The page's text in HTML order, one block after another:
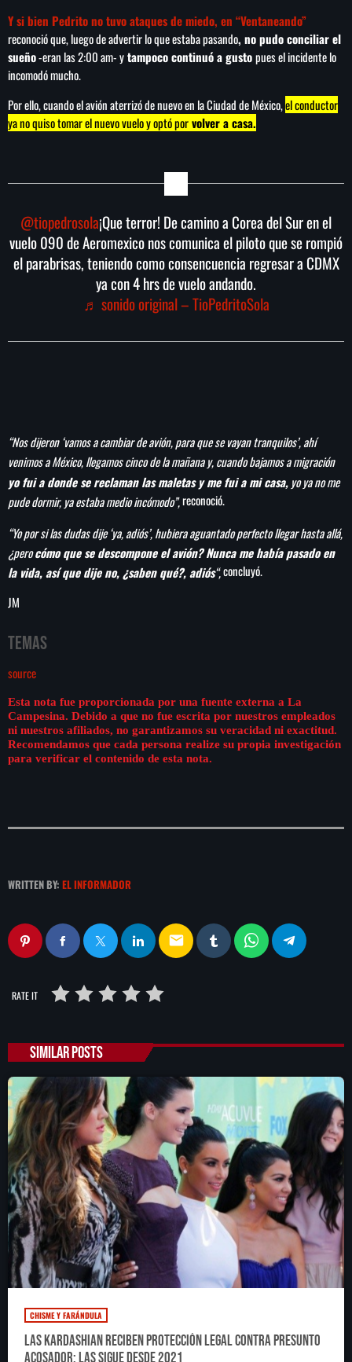
Y si bien Pedrito no tuvo ataques de miedo, en “Ventaneando”
reconoció que, luego de advertir lo que estaba pasando, no pudo conciliar el
sueño-eran las 2:00 am- ytampoco continuó a gustopues el incidente lo
incomodó mucho.
Por ello, cuando el avión aterrizó de nuevo en la Ciudad de México,el conductor
ya no quiso tomar el nuevo vuelo y optó porvolver a casa.
@tiopedrosola¡Que terror! De camino a Corea del Sur en el
vuelo 090 de Aeromexico nos comunica el piloto que se rompió
el parabrisas, teniendo como consencuencia regresar a CDMX
ya con 4 hrs de vuelo andando.
♬ sonido original – TioPedritoSola
“Nos dijeron ‘vamos a cambiar de avión, para que se vayan tranquilos’, ahí
venimos a México, llegamos cinco de la mañana y, cuando bajamos a migración
yo fui a donde se reclaman las maletas y me fui a mi casa, yo ya no me
pude dormir, ya estaba medio incómodo”,reconoció.
“Yo por si las dudas dije ‘ya, adiós’, hubiera aguantado perfecto llegar hasta allá,
¿perocómo que se descompone el avión? Nunca me había pasado en
la vida, así que dije no, ¿saben qué?, adiós“,concluyó.
JM
Temas
source
Esta nota fue proporcionada por una fuente externa a La
Campesina. Debido a que no fue escrita por nuestros empleados
ni nuestros afiliados, no garantizamos su veracidad ni exactitud.
Recomendamos que cada persona realize su propia investigación
para verificar el contenido de esta nota.
WRITTEN BY: EL INFORMADOR
email
RATE IT
SIMILAR POSTS
CHISME Y FARÁNDULA
Las Kardashian reciben protección legal contra presunto
acosador; las sigue desde 2021